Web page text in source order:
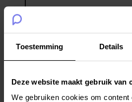
Toestemming Details
Deze website maakt gebruik van
We gebruiken cookies om content
CV *